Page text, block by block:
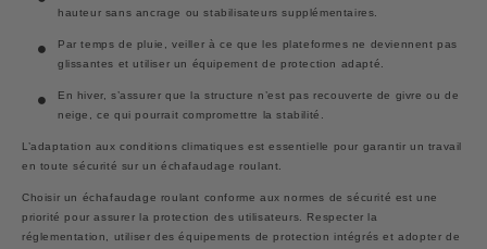
hauteur sans ancrage ou stabilisateurs supplémentaires.
Par temps de pluie
, veiller à ce que les plateformes ne deviennent pas
glissantes et utiliser un équipement de protection adapté.
En hiver, s’assurer que la structure n’est pas recouverte de givre ou de
neige, ce qui pourrait compromettre la stabilité.
L’adaptation aux conditions climatiques est essentielle pour garantir un travail
en toute sécurité sur un échafaudage roulant.
Choisir un échafaudage roulant conforme aux normes de sécurité est une
priorité pour assurer la protection des utilisateurs. Respecter la
réglementation, utiliser des équipements de protection intégrés et adopter de